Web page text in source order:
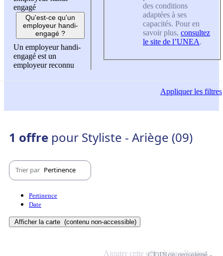
engagé
Qu'est-ce qu'un
employeur handi-
engagé ?
Un employeur handi-
engagé est un
employeur reconnu
des conditions
adaptées à ses
capacités. Pour en
savoir plus, consultez
le site de l’UNEA.
Appliquerles filtres
1 offre pour Styliste - Ariège (09)
Trier par Pertinence
Pertinence
Date
Afficher la carte (contenu non-accessible)
Ajouter cette offre à ma sélection